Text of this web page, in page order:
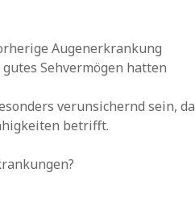
Augenerkrankung
Sehvermögen hatten
verunsichernd sein,
betrifft.